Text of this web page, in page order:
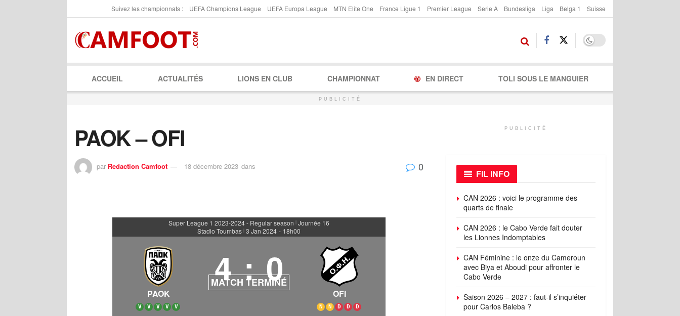
Suivez les championnats : UEFA Champions League UEFA Europa League MTN Elite One France Ligue 1 Premier League Serie A Bundesliga Liga Belga 1 Suisse
ACCUEIL ACTUALITÉS LIONS EN CLUB CHAMPIONNAT EN DIRECT TOLI SOUS LE MANGUIER
PUBLICITÉ
PAOK – OFI
par Redaction Camfoot 18 décembre 2023 dans 0
Super League 1 2023-2024 - Regular season | Journée 16
Stadio Toumbas | 3 Jan 2024 - 18h00
PAOK
V V V V V
4 : 0
MATCH TERMINÉ
OFI
N N D D D
PUBLICITÉ
FIL INFO
CAN 2026 : voici le programme des
quarts de finale
CAN 2026 : le Cabo Verde fait douter
les Lionnes Indomptables
CAN Féminine : le onze du Cameroun
avec Biya et Aboudi pour affronter le
Cabo Verde
Saison 2026 – 2027 : faut-il s’inquiéter
pour Carlos Baleba ?